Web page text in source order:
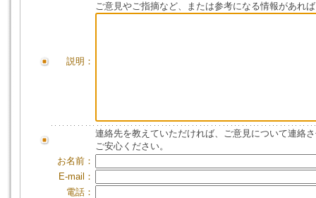
説明：
ご意見やご指摘など、または参考になる情報があれ
連絡先を教えていただければ、ご意見について連絡
ご安心ください。
お名前：
E-mail：
電話：